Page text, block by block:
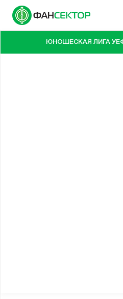
ЮНОШЕСКАЯ ЛИГА